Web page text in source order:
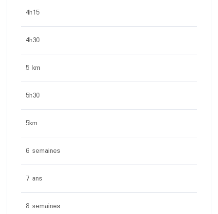
4h15
4h30
5 km
5h30
5km
6 semaines
7 ans
8 semaines